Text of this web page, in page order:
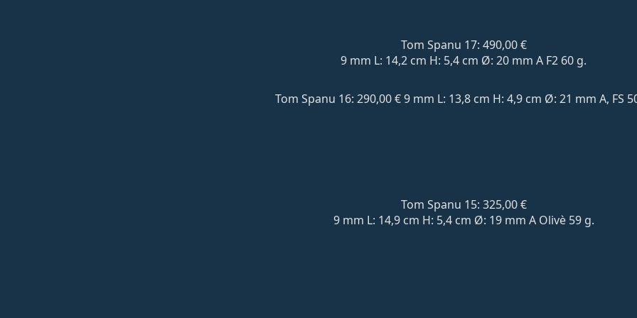
Tom Spanu 17: 490,00 €
9 mm L: 14,2 cm H: 5,4 cm Ø: 20 mm A F2 60 g.
Tom Spanu 16: 290,00 € 9 mm L: 13,8 cm H: 4,9 cm Ø: 21 mm A, FS
Tom Spanu 15: 325,00 €
9 mm L: 14,9 cm H: 5,4 cm Ø: 19 mm A Olivè 59 g.